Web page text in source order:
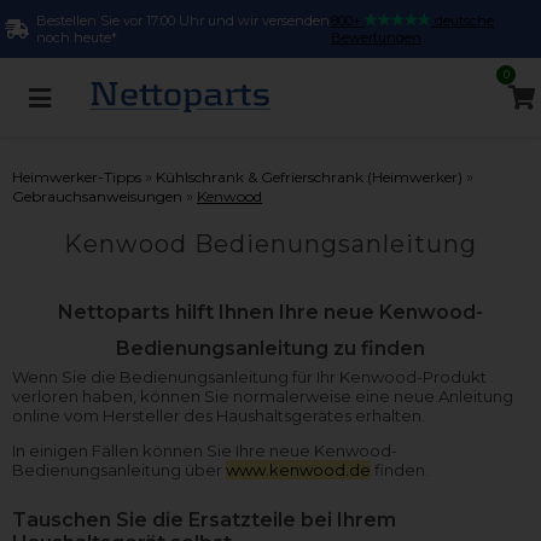
Bestellen Sie vor 17:00 Uhr und wir versenden
noch heute*
800+
deutsche
Bewertungen
0
Heimwerker-Tipps » Kühlschrank & Gefrierschrank (Heimwerker) »
Gebrauchsanweisungen » Kenwood
Kenwood Bedienungsanleitung
Nettoparts hilft Ihnen Ihre neue Kenwood-
Bedienungsanleitung zu finden
Wenn Sie die Bedienungsanleitung für Ihr Kenwood-Produkt
verloren haben, können Sie normalerweise eine neue Anleitung
online vom Hersteller des Haushaltsgerätes erhalten.
In einigen Fällen können Sie Ihre neue Kenwood-
Bedienungsanleitung über www.kenwood.de finden.
Tauschen Sie die Ersatzteile bei Ihrem